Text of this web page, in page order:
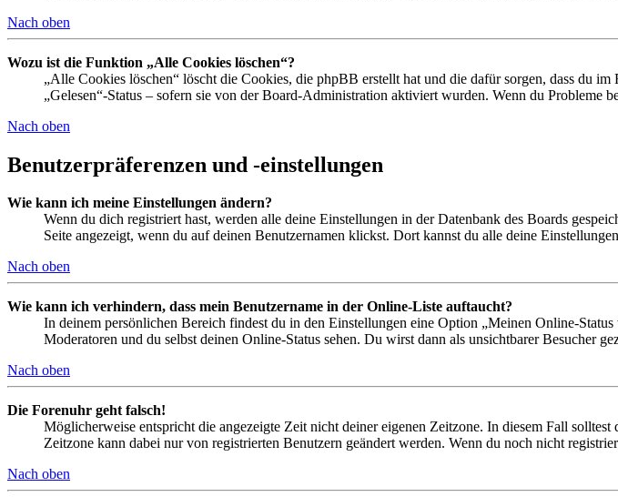
Nach oben
Wozu ist die Funktion „Alle Cookies löschen“?
„Alle Cookies löschen“ löscht die Cookies, die phpBB erstellt hat und die dafür sorgen, dass du
„Gelesen“-Status – sofern sie von der Board-Administration aktiviert wurden. Wenn du Probleme
Nach oben
Benutzerpräferenzen und -einstellungen
Wie kann ich meine Einstellungen ändern?
Wenn du dich registriert hast, werden alle deine Einstellungen in der Datenbank des Boards
Seite angezeigt, wenn du auf deinen Benutzernamen klickst. Dort kannst du alle deine
Nach oben
Wie kann ich verhindern, dass mein Benutzername in der Online-Liste auftaucht?
In deinem persönlichen Bereich findest du in den Einstellungen eine Option „Meinen Online-
Moderatoren und du selbst deinen Online-Status sehen. Du wirst dann als unsichtbarer Besucher
Nach oben
Die Forenuhr geht falsch!
Möglicherweise entspricht die angezeigte Zeit nicht deiner eigenen Zeitzone. In diesem Fall
Zeitzone kann dabei nur von registrierten Benutzern geändert werden. Wenn du noch nicht
Nach oben